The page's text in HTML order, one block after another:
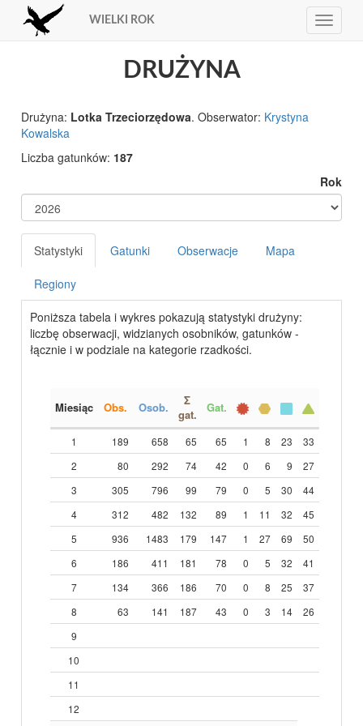
Toggle
WIELKI ROK
DRUŻYNA
Drużyna: Lotka Trzeciorzędowa. Obserwator: Krystyna
Kowalska
Liczba gatunków: 187
Rok
Statystyki Gatunki Obserwacje Mapa
Regiony
Poniższa tabela i wykres pokazują statystyki drużyny:
liczbę obserwacji, widzianych osobników, gatunków -
łącznie i w podziale na kategorie rzadkości.
Miesiąc Obs. Osob.
Σ
gat.
Gat.
1 189 658 65 65 1 8 23
33
2
80 292 74 42 0 6 9
27
3
305 796 99 79 0 5 30
44
4
312 482 132 89 1 11 32
45
5
936 1483 179 147 1 27 69
50
6
186 411 181 78 0 5 32
41
7
134 366 186 70 0 8 25
37
8
63 141 187 43 0 3 14
26
9
10
11
12